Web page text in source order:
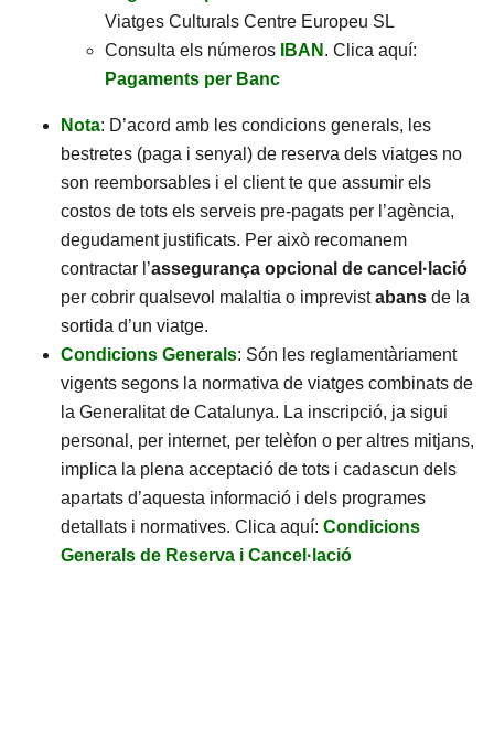
Viatges Culturals Centre Europeu SL
Consulta els números
IBAN . Clica aquí:
Pagaments per Banc
Nota: D’acord amb les condicions generals, les
bestretes (paga i senyal) de reserva dels viatges no
son reemborsables i el client te que assumir els
costos de tots els serveis pre-pagats per l’agència,
degudament justificats. Per això recomanem
contractar l’assegurança opcional de cancel·lació
per cobrir qualsevol malaltia o imprevistabans de la
sortida d’un viatge.
Condicions Generals: Són les reglamentàriament
vigents segons la normativa de viatges combinats de
la Generalitat de Catalunya. La inscripció, ja sigui
personal, per internet, per telèfon o per altres mitjans,
implica la plena acceptació de tots i cadascun dels
apartats d’aquesta informació i dels programes
detallats i normatives. Clica aquí: Condicions
Generals de Reserva i Cancel·lació